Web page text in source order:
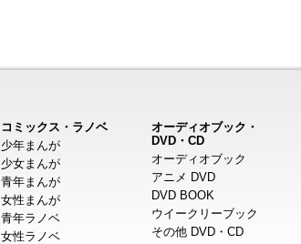
コミックス・ラノベ
少年まんが
少女まんが
青年まんが
女性まんが
青年ラノベ
女性ラノベ
オーディオブック・
DVD・CD
オーディオブック
アニメ DVD
DVD BOOK
ウイークリーブック
その他 DVD・CD